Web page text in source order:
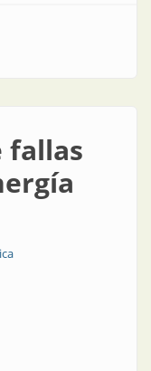
cuida el cable
fallas